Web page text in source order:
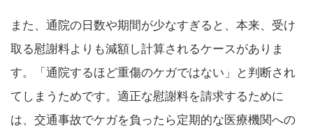
また、通院の日数や期間が少なすぎると、本来、受け
取る慰謝料よりも減額し計算されるケースがありま
す。「通院するほど重傷のケガではない」と判断され
てしまうためです。適正な慰謝料を請求するために
は、交通事故でケガを負ったら定期的な医療機関への